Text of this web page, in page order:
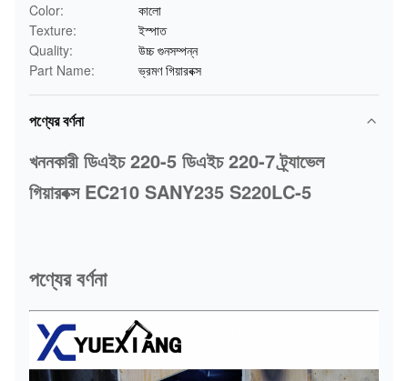
Color:
কালো
Texture:
ইস্পাত
Quality:
উচ্চ গুনসম্পন্ন
Part Name:
ভ্রমণ গিয়ারবক্স
পণ্যের বর্ণনা
খননকারী ডিএইচ 220-5 ডিএইচ 220-7 ট্র্যাভেল
গিয়ারবক্স EC210 SANY235 S220LC-5
পণ্যের বর্ণনা